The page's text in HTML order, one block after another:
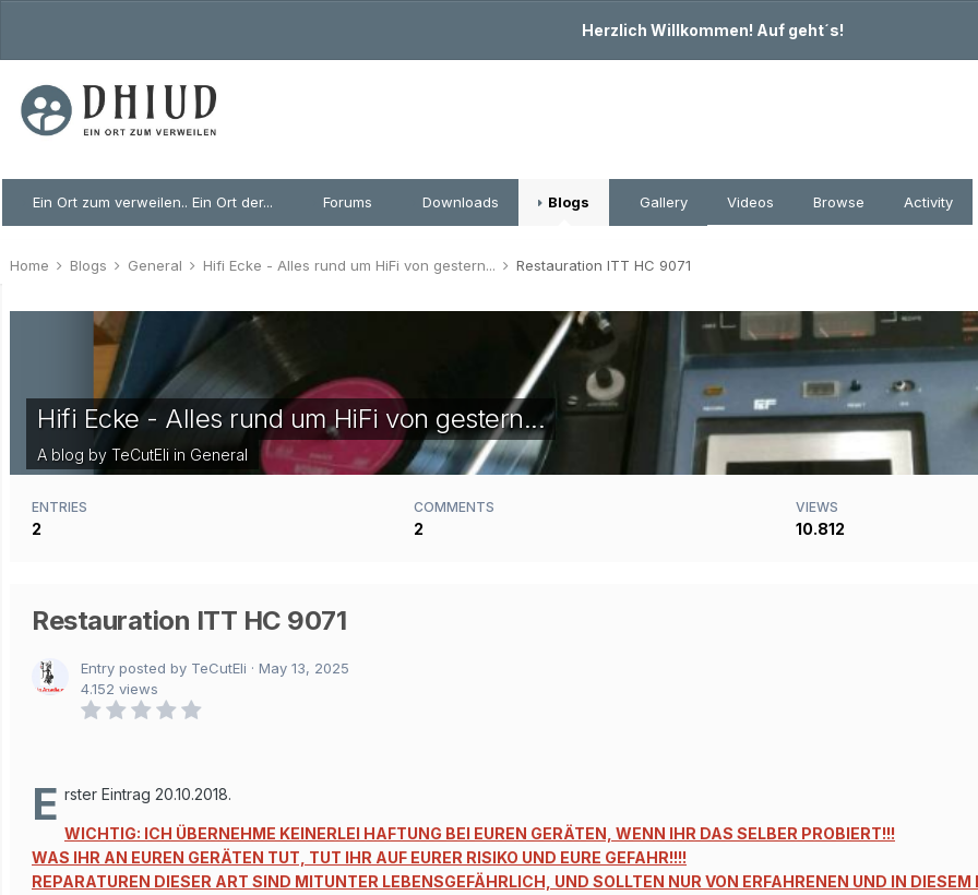
Herzlich Willkommen! Auf geht´s!
Ein Ort zum verweilen.. Ein Ort der... Forums Downloads Blogs Gallery Videos Browse Activity
Home Blogs General Hifi Ecke - Alles rund um HiFi von gestern... Restauration ITT HC 9071
Hifi Ecke - Alles rund um HiFi von gestern...
A blog by TeCutEli in General
ENTRIES
2
COMMENTS
2
VIEWS
10.812
Restauration ITT HC 9071
Entry posted by TeCutEli · May 13, 2025
4.152 views
E rster Eintrag 20.10.2018.
WICHTIG: ICH ÜBERNEHME KEINERLEI HAFTUNG BEI EUREN GERÄTEN, WENN IHR DAS SELBER PROBIERT!!!
WAS IHR AN EUREN GERÄTEN TUT, TUT IHR AUF EURER RISIKO UND EURE GEFAHR!!!!
REPARATUREN DIESER ART SIND MITUNTER LEBENSGEFÄHRLICH, UND SOLLTEN NUR VON ERFAHRENEN UND IN